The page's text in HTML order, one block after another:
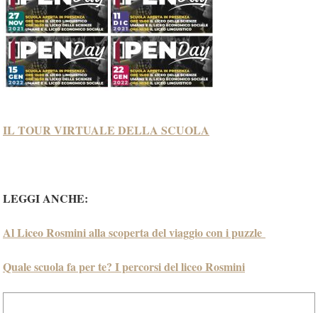
IL TOUR VIRTUALE DELLA SCUOLA
LEGGI ANCHE:
Al Liceo Rosmini alla scoperta del viaggio con i puzzle
Quale scuola fa per te? I percorsi del liceo Rosmini